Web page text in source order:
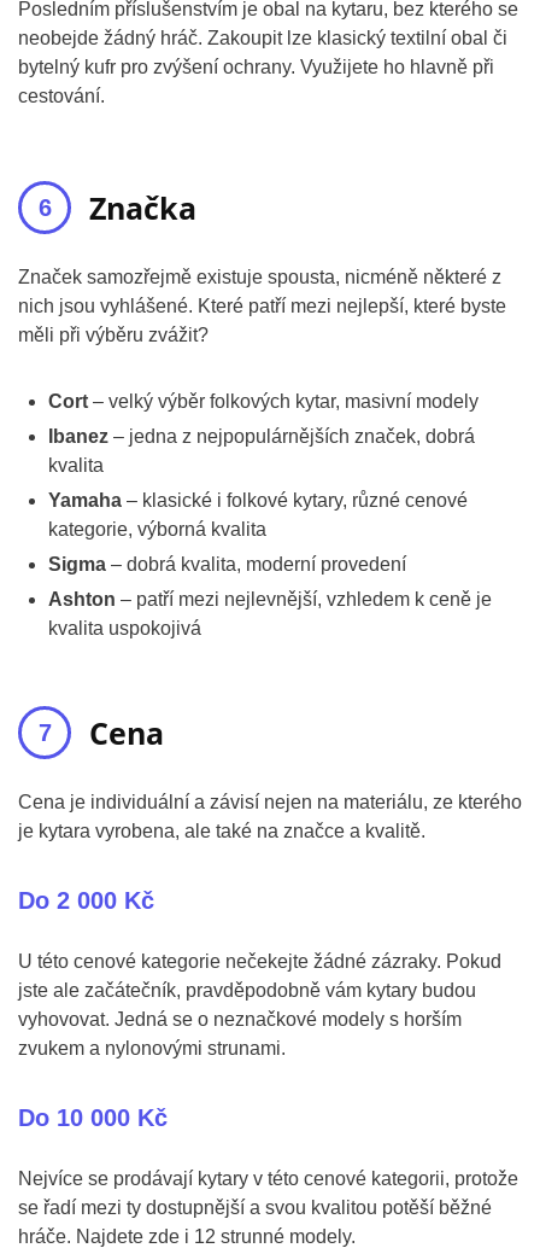
Posledním příslušenstvím je obal na kytaru, bez kterého se
neobejde žádný hráč. Zakoupit lze klasický textilní obal či
bytelný kufr pro zvýšení ochrany. Využijete ho hlavně při
cestování.
Značka
Značek samozřejmě existuje spousta, nicméně některé z
nich jsou vyhlášené. Které patří mezi nejlepší, které byste
měli při výběru zvážit?
Cort – velký výběr folkových kytar, masivní modely
Ibanez – jedna z nejpopulárnějších značek, dobrá
kvalita
Yamaha – klasické i folkové kytary, různé cenové
kategorie, výborná kvalita
Sigma – dobrá kvalita, moderní provedení
Ashton – patří mezi nejlevnější, vzhledem k ceně je
kvalita uspokojivá
Cena
Cena je individuální a závisí nejen na materiálu, ze kterého
je kytara vyrobena, ale také na značce a kvalitě.
Do 2 000 Kč
U této cenové kategorie nečekejte žádné zázraky. Pokud
jste ale začátečník, pravděpodobně vám kytary budou
vyhovovat. Jedná se o neznačkové modely s horším
zvukem a nylonovými strunami.
Do 10 000 Kč
Nejvíce se prodávají kytary v této cenové kategorii, protože
se řadí mezi ty dostupnější a svou kvalitou potěší běžné
hráče. Najdete zde i 12 strunné modely.